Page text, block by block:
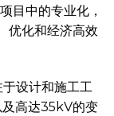
目中的专业化，
化和经济高效
设计和施工工
高达35kV的变